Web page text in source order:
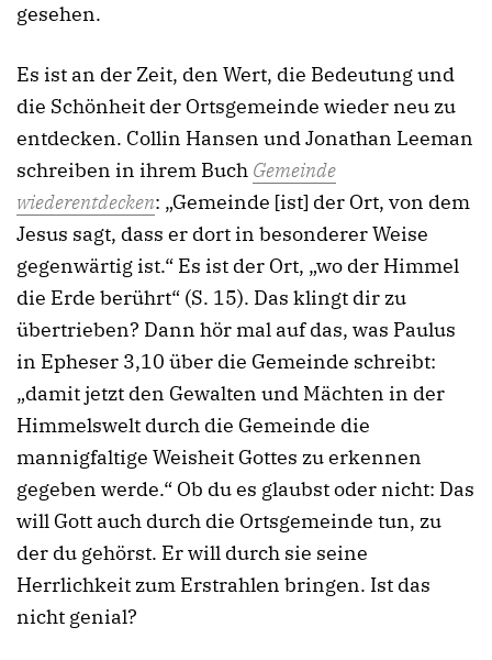
gesehen.
Es ist an der Zeit, den Wert, die Bedeutung und
die Schönheit der Ortsgemeinde wieder neu zu
entdecken. Collin Hansen und Jonathan Leeman
schreiben in ihrem Buch Gemeinde
wiederentdecken: „Gemeinde [ist] der Ort, von dem
Jesus sagt, dass er dort in besonderer Weise
gegenwärtig ist.“ Es ist der Ort, „wo der Himmel
die Erde berührt“ (S. 15). Das klingt dir zu
übertrieben? Dann hör mal auf das, was Paulus
in Epheser 3,10 über die Gemeinde schreibt:
„damit jetzt den Gewalten und Mächten in der
Himmelswelt durch die Gemeinde die
mannigfaltige Weisheit Gottes zu erkennen
gegeben werde.“ Ob du es glaubst oder nicht: Das
will Gott auch durch die Ortsgemeinde tun, zu
der du gehörst. Er will durch sie seine
Herrlichkeit zum Erstrahlen bringen. Ist das
nicht genial?